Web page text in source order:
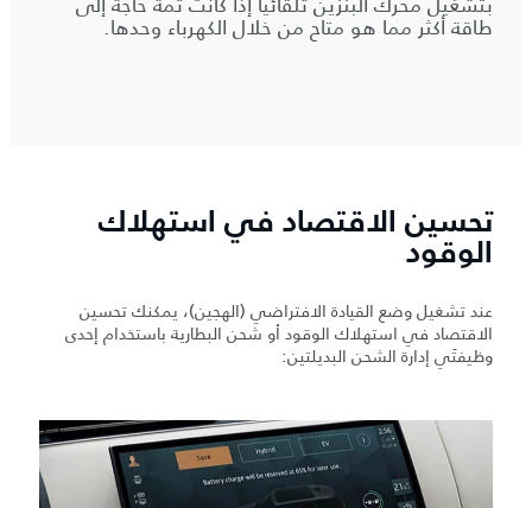
طاقة أكثر مما هو متاح من خلال الكهرباء وحدها.
تحسين الاقتصاد في استهلاك
الوقود
عند تشغيل وضع القيادة الافتراضي (الهجين)، يمكنك تحسين
الاقتصاد في استهلاك الوقود أو شحن البطارية باستخدام إحدى
وظيفتَي إدارة الشحن البديلتين: